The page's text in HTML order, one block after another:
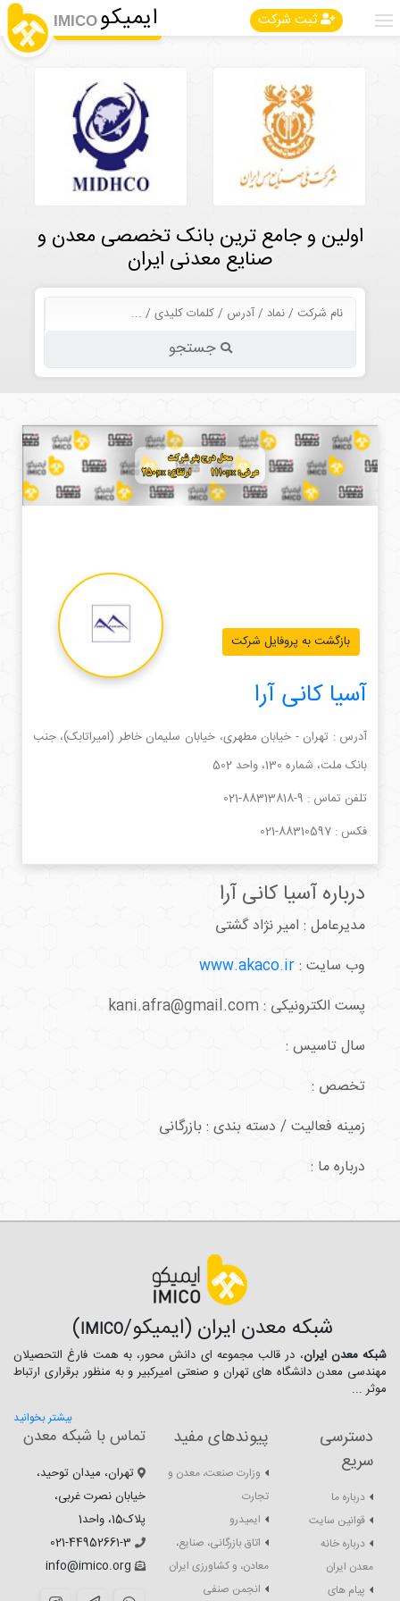
ثبت شرکت ایمیکو IMICO
اولین و جامع ترین بانک تخصصی معدن و
صنایع معدنی ایران
جستجو
بازگشت به پروفایل شرکت
آسیا کانی آرا
آدرس : تهران - خیابان مطهری، خیابان سلیمان خاطر (امیراتابک)، جنب
بانک ملت، شماره 130، واحد 502
تلفن تماس : 021-88313818-9
فکس : 021-88310597
درباره آسیا کانی آرا
مدیرعامل : امیر نژاد گشتی
وب سایت :www.akaco.ir
پست الکترونیکی : kani.afra@gmail.com
سال تاسیس :
تخصص :
زمینه فعالیت / دسته بندی : بازرگانی
درباره ما :
شبکه معدن ایران (ایمیکو/IMICO
)
شبکه معدن ایران، در قالب مجموعه ای دانش محور، به همت فارغ­ التحصیلان
مهندسی معدن دانشگاه ­های تهران و صنعتی امیرکبیر و به منظور برقراری ارتباط
موثر ...
بیشتر بخوانید
دسترسی
سریع
درباره ما
قوانین سایت
درباره خانه
معدن ایران
پیام های
پیوندهای مفید
وزارت صنعت، معدن و
تجارت
ایمیدرو
اتاق بازرگانی، صنایع،
معادن، و کشاورزی ایران
انجمن صنفی
تماس با شبکه معدن
تهران، میدان توحید،
خیابان نصرت غربی،
پلاک15، واحد1
021-44952661-3
info@imico.org